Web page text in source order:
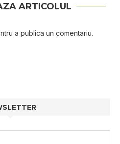
ARTICOLUL
a publica un comentariu.